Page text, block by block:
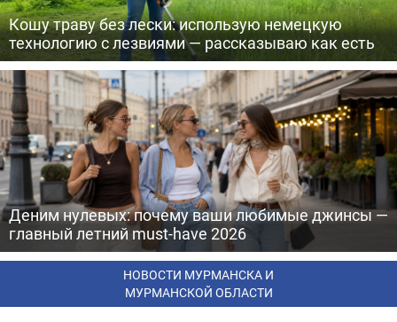
Кошу траву без лески: использую немецкую
технологию с лезвиями — рассказываю как есть
Деним нулевых: почему ваши любимые джинсы —
главный летний must-have 2026
НОВОСТИ МУРМАНСКА И
МУРМАНСКОЙ ОБЛАСТИ